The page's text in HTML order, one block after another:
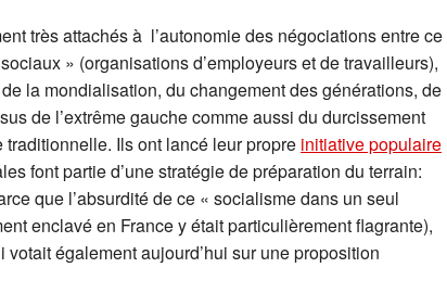
très attachés à l’autonomie des négociations entre ce
» (organisations d’employeurs et de travailleurs),
la mondialisation, du changement des générations, de
de l’extrême gauche comme aussi du durcissement
Ils ont lancé leur propre initiative populaire
font partie d’une stratégie de préparation du terrain:
que l’absurdité de ce « socialisme dans un seul
enclavé en France y était particulièrement flagrante),
votait également aujourd’hui sur une proposition